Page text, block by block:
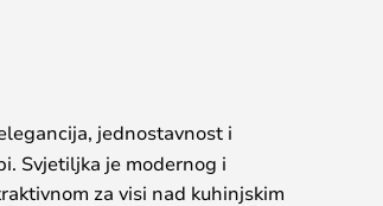
jednostavnost i
Svjetiljka je modernog i
za visi nad kuhinjskim